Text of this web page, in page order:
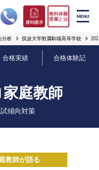
分析 筑波大学附属駒場高等学校
合格実績 合格体験記
庭教師
傾向対策
教師が語る